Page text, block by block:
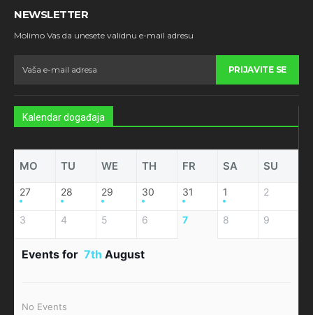
NEWSLETTER
Molimo Vas da unesete validnu e-mail adresu
PRIJAVITE SE
Kalendar događaja
MO TU WE TH FR SA SU
27 28 29 30 31 1 2
3 4 5 6 7 8 9
Events for 7th August
No Events